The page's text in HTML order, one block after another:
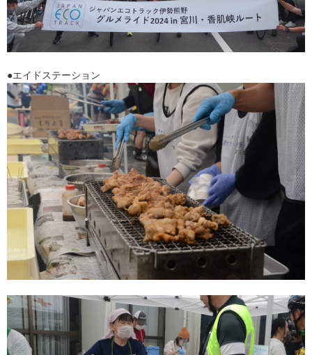
●エイドステーション